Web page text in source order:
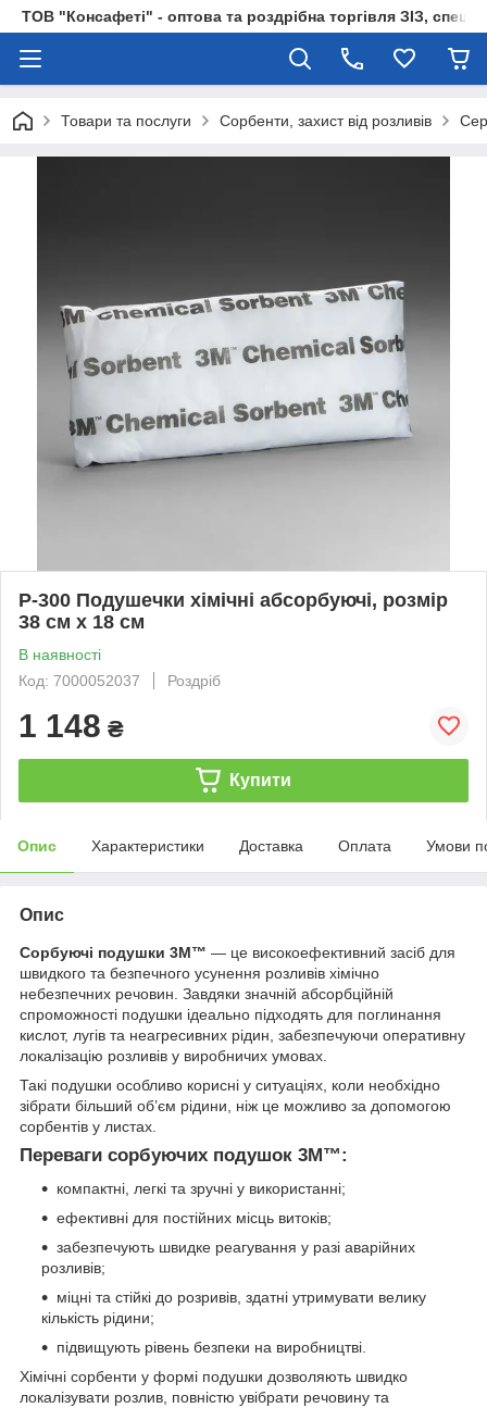
ТОВ "Консафеті" - оптова та роздрібна торгівля ЗІЗ,
Товари та послуги Сорбенти, захист від розливів
P-300 Подушечки хімічні абсорбуючі, розмір
38 см х 18 см
В наявності
Код: 7000052037
Роздріб
1 148 ₴
Купити
Опис Характеристики Доставка Оплата Умови
Опис
Сорбуючі подушки 3M™ — це високоефективний засіб для
швидкого та безпечного усунення розливів хімічно
небезпечних речовин. Завдяки значній абсорбційній
спроможності подушки ідеально підходять для поглинання
кислот, лугів та неагресивних рідин, забезпечуючи оперативну
локалізацію розливів у виробничих умовах.
Такі подушки особливо корисні у ситуаціях, коли необхідно
зібрати більший об’єм рідини, ніж це можливо за допомогою
сорбентів у листах.
Переваги сорбуючих подушок 3M™:
компактні, легкі та зручні у використанні;
ефективні для постійних місць витоків;
забезпечують швидке реагування у разі аварійних
розливів;
міцні та стійкі до розривів, здатні утримувати велику
кількість рідини;
підвищують рівень безпеки на виробництві.
Хімічні сорбенти у формі подушки дозволяють швидко
локалізувати розлив, повністю увібрати речовину та